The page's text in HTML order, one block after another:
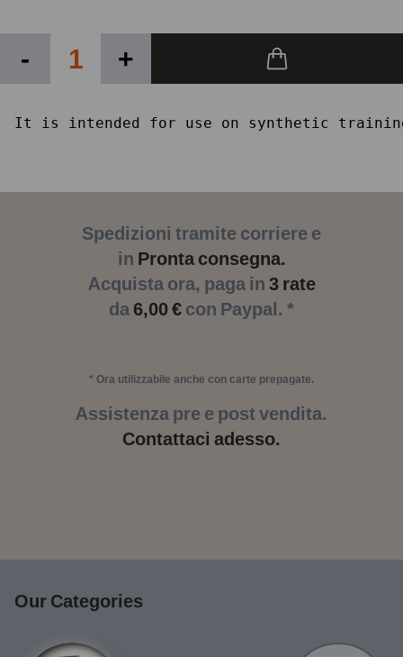
- +
It is intended for use on synthetic
Spedizioni tramite corriere e
in Pronta consegna.
Acquista ora, paga in 3 rate
da6,00 € con Paypal. *
* Ora utilizzabile anche con carte prepagate.
Assistenza pre e post vendita.
Contattaci adesso.
Our Categories